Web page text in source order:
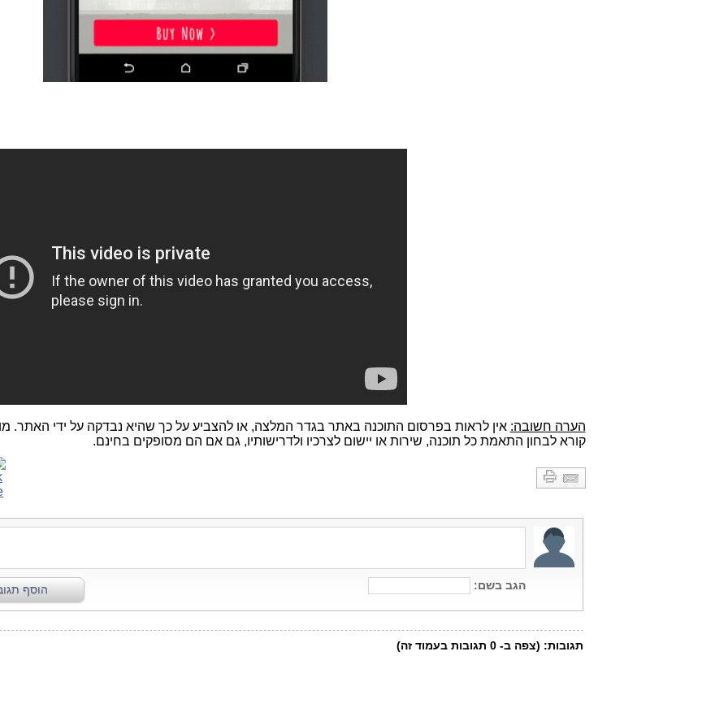
הערה חשובה: אין לראות בפרסום התוכנה באתר בגדר המלצה, או להצביע על כך שהיא נבדקה על ידי האתר.
קורא לבחון התאמת כל תוכנה, שירות או יישום לצרכיו ולדרישותיו, גם אם הם מסופקים בחינם.